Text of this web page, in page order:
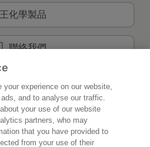
化學製品
聯絡我們
關於花王
創新
experience on our website,
and to analyse our traffic.
your use of our website
partners, who may
that you have provided to
from your use of their